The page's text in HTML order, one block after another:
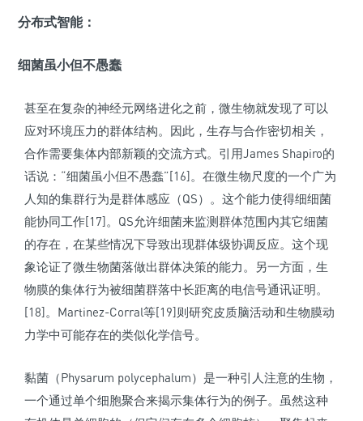
分布式智能：
细菌虽小但不愚蠢
甚至在复杂的神经元网络进化之前，微生物就发现了可以
应对环境压力的群体结构。因此，生存与合作密切相关，
合作需要集体内部新颖的交流方式。引用James Shapiro的
话说：“细菌虽小但不愚蠢”[16]。在微生物尺度的一个广为
人知的集群行为是群体感应（QS）。这个能力使得细细菌
能协同工作[17]。QS允许细菌来监测群体范围内其它细菌
的存在，在某些情况下导致出现群体级协调反应。这个现
象论证了微生物菌落做出群体决策的能力。另一方面，生
物膜的集体行为被细菌群落中长距离的电信号通讯证明。
[18]。Martinez-Corral等[19]则研究皮质脑活动和生物膜动
力学中可能存在的类似化学信号。
黏菌（Physarum polycephalum）是一种引人注意的生物，
一个通过单个细胞聚合来揭示集体行为的例子。虽然这种